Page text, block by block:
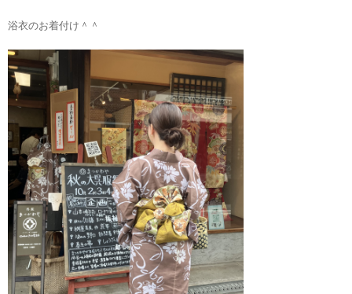
浴衣のお着付け＾＾